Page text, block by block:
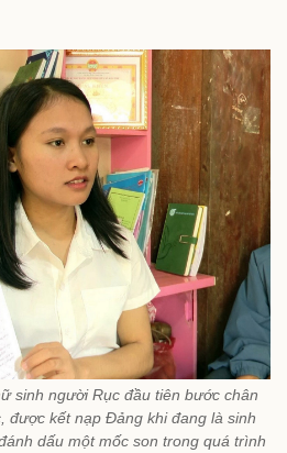
sinh người Rục đầu tiên bước chân
được kết nạp Đảng khi đang là sinh
dấu một mốc son trong quá trình